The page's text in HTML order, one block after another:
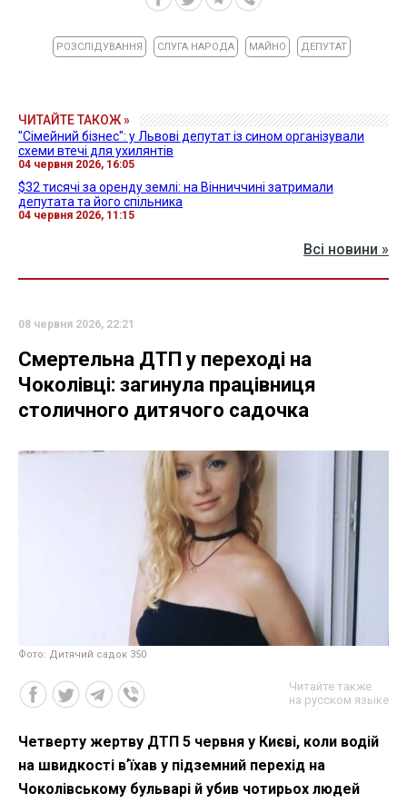
РОЗСЛІДУВАННЯ СЛУГА НАРОДА МАЙНО ДЕПУТАТ
ЧИТАЙТЕ ТАКОЖ »
"Сімейний бізнес": у Львові депутат із сином організували
схеми втечі для ухилянтів
04 червня 2026, 16:05
$32 тисячі за оренду землі: на Вінниччині затримали
депутата та його спільника
04 червня 2026, 11:15
Всі новини »
08 червня 2026, 22:21
Смертельна ДТП у переході на
Чоколівці: загинула працівниця
столичного дитячого садочка
Фото: Дитячий садок 350
Читайте также
на русском языке
Четверту жертву ДТП 5 червня у Києві, коли водій
на швидкості вʼїхав у підземний перехід на
Чоколівському бульварі й убив чотирьох людей